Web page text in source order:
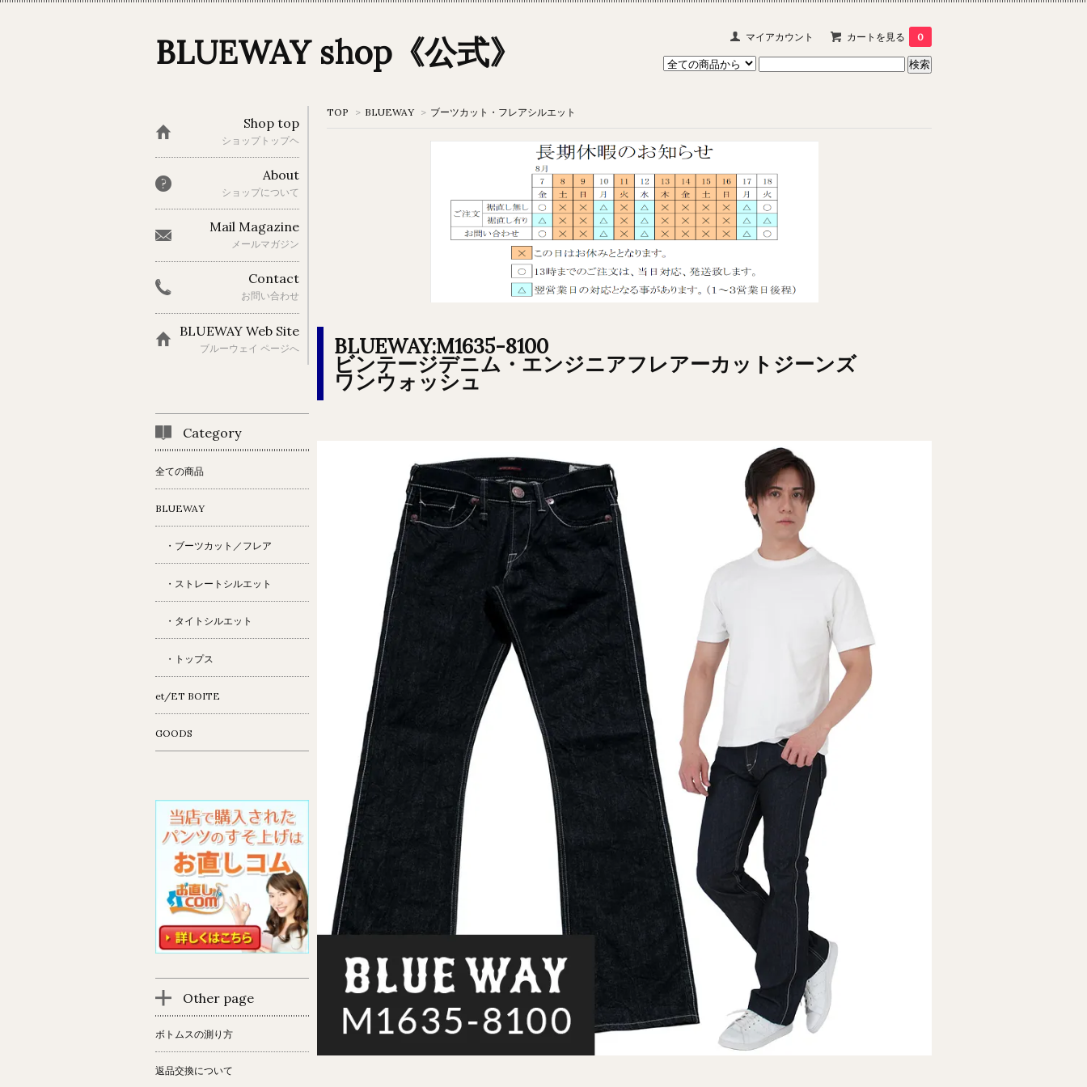
マイアカウント カートを見る 0
BLUEWAY shop《公式》
TOP > BLUEWAY > ブーツカット・フレアシルエット
BLUEWAY:M1635-8100
ビンテージデニム・エンジニアフレアーカットジーンズ
ワンウォッシュ
Shop top
ショップトップヘ
About
ショップについて
Mail Magazine
メールマガジン
Contact
お問い合わせ
BLUEWAY Web Site
ブルーウェイ ページへ
Category
全ての商品
BLUEWAY
・ブーツカット／フレア
・ストレートシルエット
・タイトシルエット
・トップス
et/ET BOITE
GOODS
Other page
ボトムスの測り方
返品交換について